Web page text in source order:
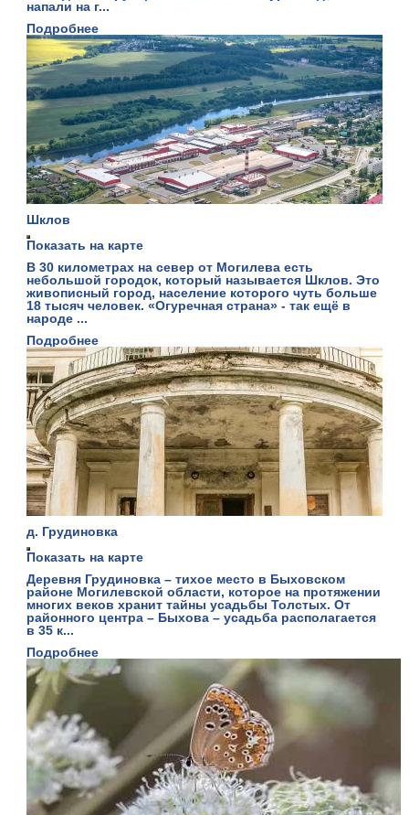
напали на г...
Подробнее
Шклов
Показать на карте
В 30 километрах на север от Могилева есть
небольшой городок, который называется Шклов. Это
живописный город, население которого чуть больше
18 тысяч человек. «Огуречная страна» - так ещё в
народе ...
Подробнее
д. Грудиновка
Показать на карте
Деревня Грудиновка – тихое место в Быховском
районе Могилевской области, которое на протяжении
многих веков хранит тайны усадьбы Толстых. От
районного центра – Быхова – усадьба располагается
в 35 к...
Подробнее